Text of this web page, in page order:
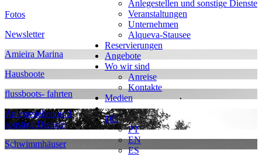
Anlegestellen und sonstige Dienste
Veranstaltungen
Unternehmen
Alqueva-Stausee
Reservierungen
Angebote
Wo wir sind
Anreise
Kontakte
Medien
DE
PT
EN
ES
Fotos
Newsletter
Amieira Marina
Hausboote
flussboots- fahrten
Anlegestellen und
sonstige Dienste
Schwimmhäuser